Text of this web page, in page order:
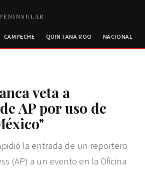
CAMPECHE QUINTANA ROO NACIONAL
veta a
AP por uso de
la entrada de un reportero
(AP) a un evento en la Oficina